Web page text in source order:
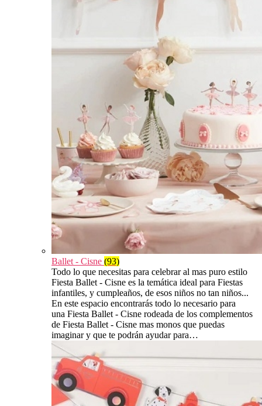
Ballet - Cisne (93)
Todo lo que necesitas para celebrar al mas puro estilo
Fiesta Ballet - Cisne es la temática ideal para Fiestas
infantiles, y cumpleaños, de esos niños no tan niños...
En este espacio encontrarás todo lo necesario para
una Fiesta Ballet - Cisne rodeada de los complementos
de Fiesta Ballet - Cisne mas monos que puedas
imaginar y que te podrán ayudar para…